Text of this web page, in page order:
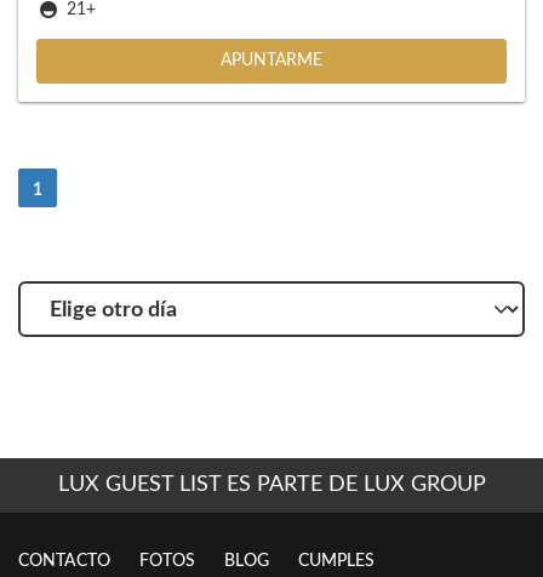
21+
APUNTARME
1
Elige
otro
LUX GUEST LIST ES PARTE DE LUX GROUP
CONTACTO FOTOS BLOG CUMPLES